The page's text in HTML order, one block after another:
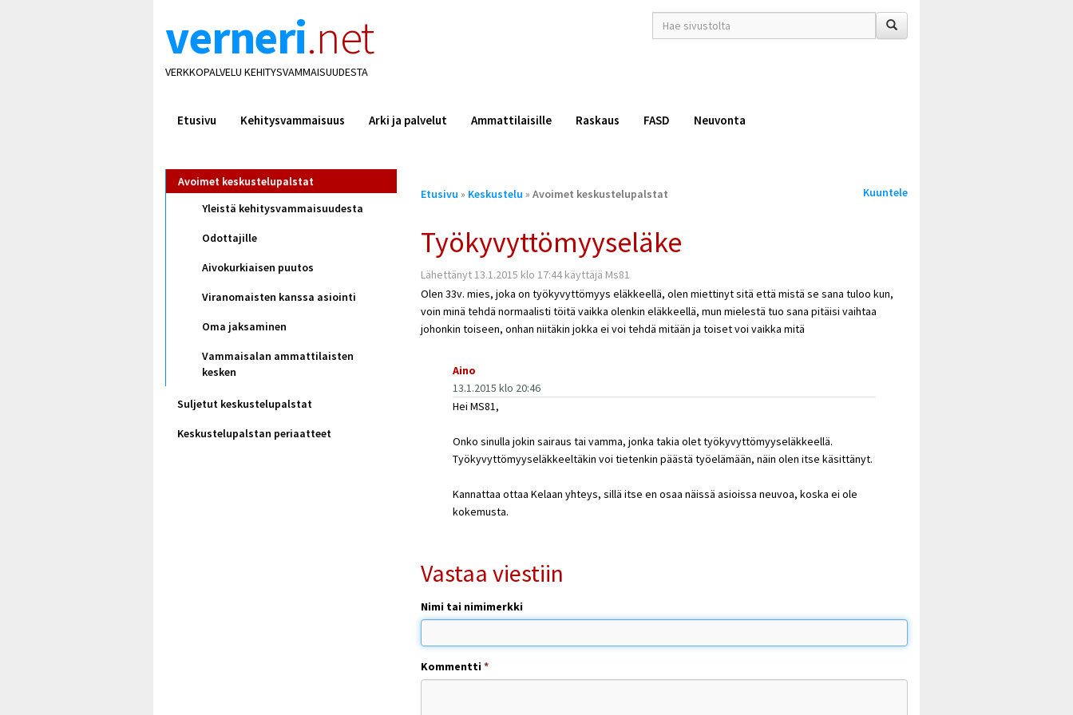
verneri.net
VERKKOPALVELU KEHITYSVAMMAISUUDESTA
hakusana(t)
*
Etusivu Kehitysvammaisuus Arki ja palvelut Ammattilaisille Raskaus FASD Neuvonta
Avoimet keskustelupalstat
Yleistä kehitysvammaisuudesta
Odottajille
Aivokurkiaisen puutos
Viranomaisten kanssa asiointi
Oma jaksaminen
Vammaisalan ammattilaisten
kesken
Suljetut keskustelupalstat
Keskustelupalstan periaatteet
Olet
Etusivu » Keskustelu » Avoimet keskustelupalstat Kuuntele
Työkyvyttömyyseläke
Lähettänyt 13.1.2015 klo 17:44 käyttäjä Ms81
Olen 33v. mies, joka on työkyvyttömyys eläkkeellä, olen miettinyt sitä että mistä se sana tuloo kun,
voin minä tehdä normaalisti töitä vaikka olenkin eläkkeellä, mun mielestä tuo sana pitäisi vaihtaa
johonkin toiseen, onhan niitäkin jokka ei voi tehdä mitään ja toiset voi vaikka mitä
Aino
13.1.2015 klo 20:46
Hei MS81,
Onko sinulla jokin sairaus tai vamma, jonka takia olet työkyvyttömyyseläkkeellä.
Työkyvyttömyyseläkkeeltäkin voi tietenkin päästä työelämään, näin olen itse käsittänyt.
Kannattaa ottaa Kelaan yhteys, sillä itse en osaa näissä asioissa neuvoa, koska ei ole
kokemusta.
Vastaa viestiin
Nimi tai nimimerkki
Kommentti*